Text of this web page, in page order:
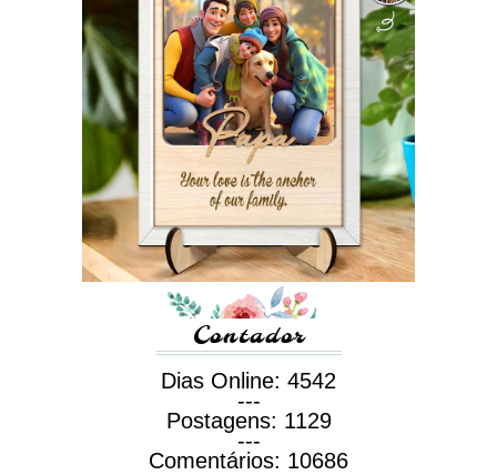
Contador
Dias Online: 4542
---
Postagens: 1129
---
Comentários: 10686